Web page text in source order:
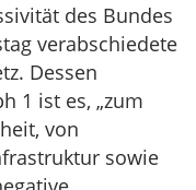
des Bundes
verabschiedete
Dessen
1 ist es, „zum
von
sowie